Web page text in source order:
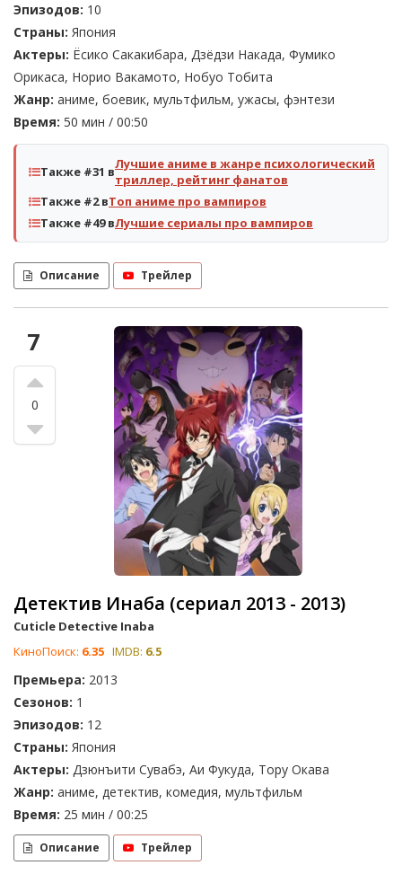
Эпизодов: 10
Страны: Япония
Актеры: Ёсико Сакакибара, Дзёдзи Накада, Фумико
Орикаса, Норио Вакамото, Нобуо Тобита
Жанр: аниме, боевик, мультфильм, ужасы, фэнтези
Время: 50 мин / 00:50
Также #31 вЛучшие аниме в жанре психологический
триллер, рейтинг фанатов
Также #2 вТоп аниме про вампиров
Также #49 вЛучшие сериалы про вампиров
Описание Трейлер
7
0
Детектив Инаба (сериал 2013 - 2013)
Cuticle Detective Inaba
КиноПоиск: 6.35 IMDB: 6.5
Премьера: 2013
Сезонов: 1
Эпизодов: 12
Страны: Япония
Актеры: Дзюнъити Сувабэ, Аи Фукуда, Тору Окава
Жанр: аниме, детектив, комедия, мультфильм
Время: 25 мин / 00:25
Описание Трейлер